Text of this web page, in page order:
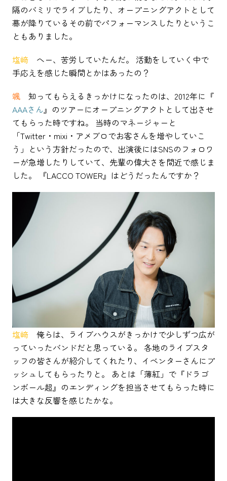
隔のバミリでライブしたり、オープニングアクトとして
幕が降りているその前でパフォーマンスしたりというこ
ともありました。
塩﨑 へー、苦労していたんだ。 活動をしていく中で
手応えを感じた瞬間とかはあったの？
颯 知ってもらえるきっかけになったのは、2012年に『
AAAさん』のツアーにオープニングアクトとして出させ
てもらった時ですね。 当時のマネージャーと
「Twitter・mixi・アメブロでお客さんを増やしていこ
う」という方針だったので、出演後にはSNSのフォロワ
ーが急増したりしていて、先輩の偉大さを間近で感じま
した。 『LACCO TOWER』はどうだったんですか？
塩﨑 俺らは、ライブハウスがきっかけで少しずつ広が
っていったバンドだと思っている。 各地のライブスタ
ッフの皆さんが紹介してくれたり、イベンターさんにプ
ッシュしてもらったりと。 あとは「薄紅」で『ドラゴ
ンボール超』のエンディングを担当させてもらった時に
は大きな反響を感じたかな。